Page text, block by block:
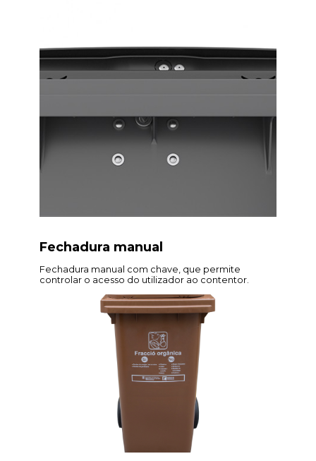
Fechadura manual
Fechadura manual com chave, que permite
controlar o acesso do utilizador ao contentor.